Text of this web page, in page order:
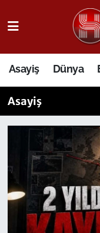
Asayiş Dünya
Asayiş
Osmaniye
Osmaniye
Osmaniye
Süper Lig
Tüm
Son Dakika
Haber Arşivi